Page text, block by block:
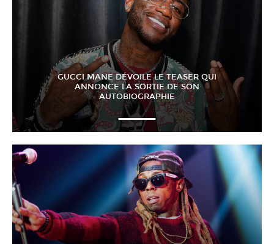
GUCCI MANE DÉVOILE LE TEASER QUI
ANNONCE LA SORTIE DE SON
AUTOBIOGRAPHIE